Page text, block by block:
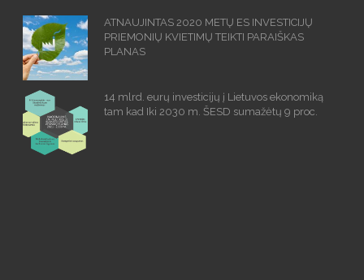
ATNAUJINTAS 2020 METŲ ES INVESTICIJŲ
PRIEMONIŲ KVIETIMŲ TEIKTI PARAIŠKAS
PLANAS
14 mlrd. eurų investicijų į Lietuvos ekonomiką
tam kad Iki 2030 m. ŠESD sumažėtų 9 proc.